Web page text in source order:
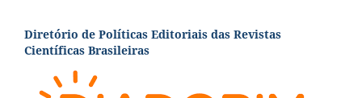
Diretório de Políticas Editoriais das Revistas
Científicas Brasileiras